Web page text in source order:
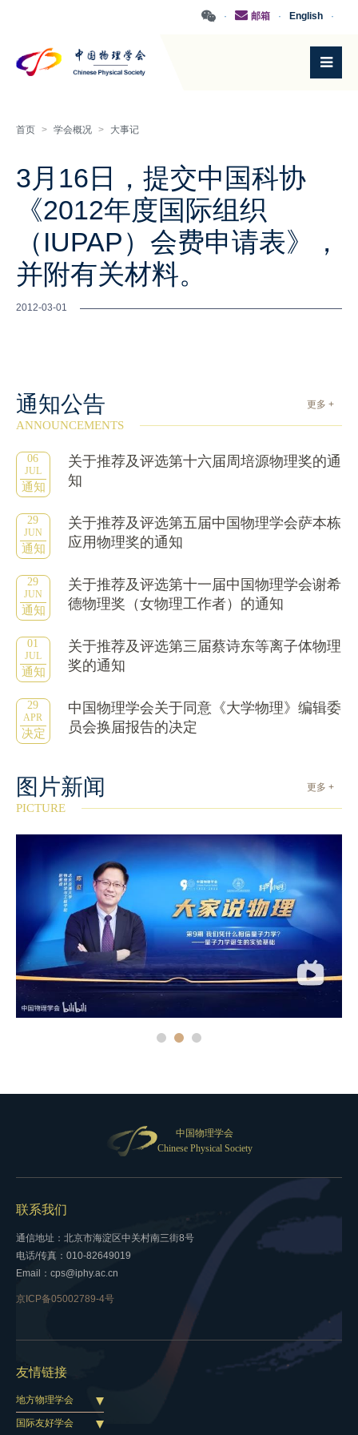
·
English
·
邮箱
·
首页 > 学会概况 > 大事记
3月16日，提交中国科协
《2012年度国际组织
（IUPAP）会费申请表》，
并附有关材料。
2012-03-01
通知公告 更多 +
ANNOUNCEMENTS
06
JUL
通知
关于推荐及评选第十六届周培源物理奖的通
知
29
JUN
通知
关于推荐及评选第五届中国物理学会萨本栋
应用物理奖的通知
29
JUN
通知
关于推荐及评选第十一届中国物理学会谢希
德物理奖（女物理工作者）的通知
01
JUL
通知
关于推荐及评选第三届蔡诗东等离子体物理
奖的通知
29
APR
决定
中国物理学会关于同意《大学物理》编辑委
员会换届报告的决定
更多 +
图片新闻
PICTURE
中国物理学会
Chinese Physical Society
联系我们
通信地址：北京市海淀区中关村南三街8号
电话/传真：010-82649019
Email：cps@iphy.ac.cn
京ICP备05002789-4号
友情链接
地方物理学会
国际友好学会